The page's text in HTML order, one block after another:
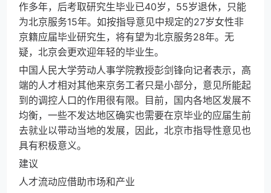
作多年，后考取研究生毕业已40岁，55岁退休，只能
为北京服务15年。如按指导意见中规定的27岁女性非
京籍应届毕业研究生，将有望为北京服务28年。无
疑，北京会更欢迎年轻的毕业生。
中国人民大学劳动人事学院教授彭剑锋向记者表示，高
端的人才相对其他来京务工者只是小部分，意见所能起
到的调控人口的作用很有限。目前，国内各地区发展不
均衡，一些不发达地区确实也需要在京毕业的应届生前
去就业以带动当地的发展，因此，北京市指导性意见也
具有积极意义。
建议
人才流动应借助市场和产业